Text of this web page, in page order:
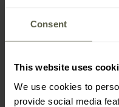
Consent
This website uses
We use cookies to
provide social media